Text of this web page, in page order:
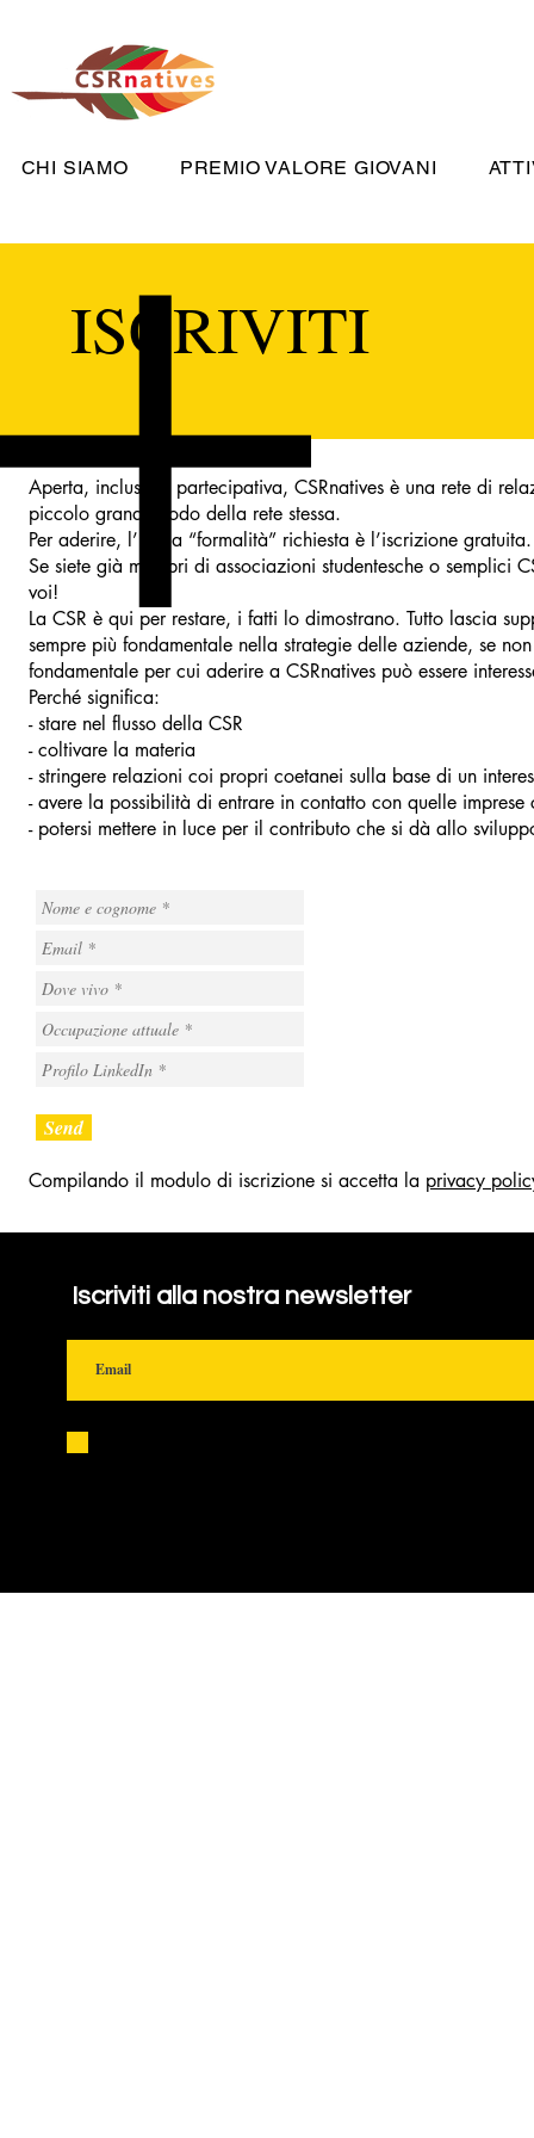
CHI SIAMO PREMIO VALORE GIOVANI
ISCRIVITI
Aperta, inclusiva, partecipativa, CSRnatives è una rete di
piccolo grande nodo della rete stessa.
Per aderire, l’unica “formalità” richiesta è l’iscrizione
Se siete già membri di associazioni studentesche o semplici
voi!
La CSR è qui per restare, i fatti lo dimostrano. Tutto lascia
sempre più fondamentale nella strategie delle aziende, se
fondamentale per cui aderire a CSRnatives può essere
Perché significa:
- stare nel flusso della CSR
- coltivare la materia
- stringere relazioni coi propri coetanei sulla base di un
- avere la possibilità di entrare in contatto con quelle
- potersi mettere in luce per il contributo che si dà allo
Send
Compilando il modulo di iscrizione si accetta la privacy
Iscriviti alla nostra newsletter